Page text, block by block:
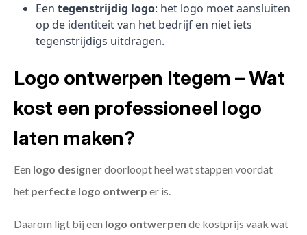
Een tegenstrijdig logo: het logo moet aansluiten
op de identiteit van het bedrijf en niet iets
tegenstrijdigs uitdragen.
Logo ontwerpen Itegem – Wat
kost een professioneel logo
laten maken?
Een logo designerdoorloopt heel wat stappen voordat
het perfecte logo ontwerp er is.
Daarom ligt bij een logo ontwerpen de kostprijs vaak wat